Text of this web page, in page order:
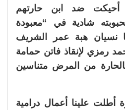
أحيكت ضد ابن حارتهم
شادية في “معبودة
نسيان هبة عمر الشريف
رمزي لإنقاذ فاتن حمامة
من المرض متناسين
أطلت علينا أعمال درامية